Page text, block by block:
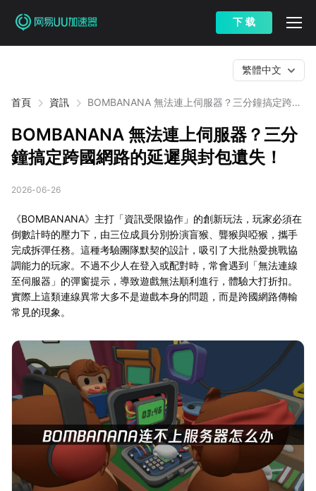
下 载
首頁 資訊
BOMBANANA 無法連上伺服器？三分鐘搞定跨國
繁體中文
BOMBANANA 無法連上伺服器？三分
鐘搞定跨國網路的延遲與封包遺失！
2026-06-26
《BOMBANANA》主打「資訊受限協作」的創新玩法，玩家必須在
倒數計時的壓力下，由三位成員分別扮演盲猴、聾猴與啞猴，攜手
完成拆彈任務。這種考驗團隊默契的設計，吸引了大批熱愛挑戰協
調能力的玩家。不過不少人在登入或配對時，常會遇到「無法連線
至伺服器」的彈窗提示，導致遊戲無法順利進行，體驗大打折扣。
實際上這類連線異常大多不是遊戲本身的問題，而是跨國網路傳輸
常見的現象。